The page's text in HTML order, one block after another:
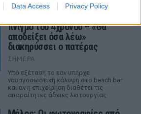
Data Access Privacy Policy
πνιγμό του 4χρονου – «Θα
αποδείξει όσα λέω»
διακηρύσσει ο πατέρας
ΣΉΜΕΡΑ
Υπό εξέταση το εάν υπήρχε
ναυαγοσωστική κάλυψη στο beach bar
και αν η επιχείρηση διαθέτει τις
απαραίτητες άδειες λειτουργίας